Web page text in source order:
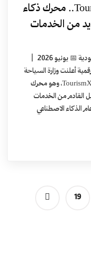
وزارة السياحة تطلق TourismX.. محرك ذكاء
من الخدمات
أخبار التقنية المصدر: وزارة السياحة السعودية 📅 يونيو 2026 |
أعلنت وزارة السياحة
السعودية إطلاق النسخة التجريبية من TourismX، وهو محرك
القادم من الخدمات
الذكاء الاصطناعي
19